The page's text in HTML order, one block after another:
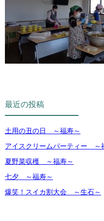
最近の投稿
土用の丑の日 ～福寿～
アイスクリームパーティー ～
夏野菜収穫 ～福寿～
七夕 ～福寿～
爆笑！スイカ割大会 ～生石～